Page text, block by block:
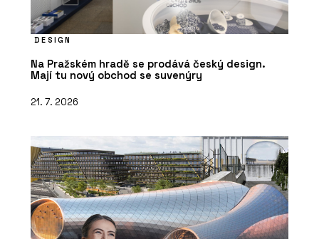
DESIGN
Na Pražském hradě se prodává český design.
Mají tu nový obchod se suvenýry
21. 7. 2026